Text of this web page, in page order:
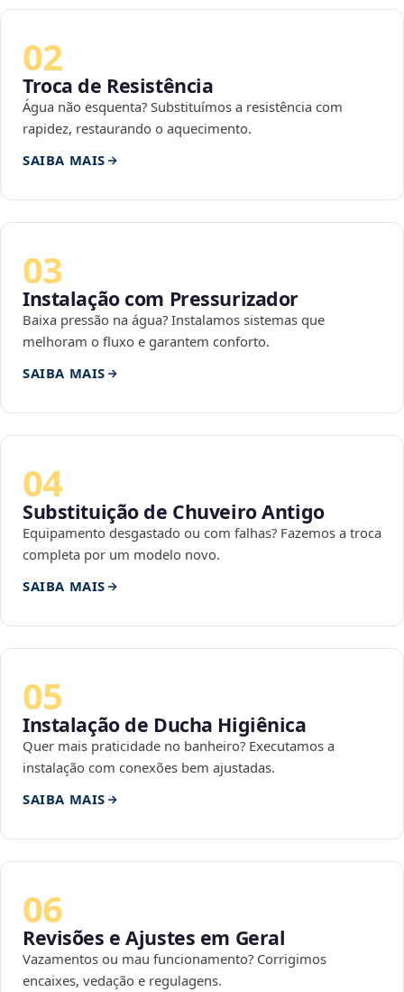
02
Troca de Resistência
Água não esquenta? Substituímos a resistência com
rapidez, restaurando o aquecimento.
SAIBA MAIS
03
Instalação com Pressurizador
Baixa pressão na água? Instalamos sistemas que
melhoram o fluxo e garantem conforto.
SAIBA MAIS
04
Substituição de Chuveiro Antigo
Equipamento desgastado ou com falhas? Fazemos a troca
completa por um modelo novo.
SAIBA MAIS
05
Instalação de Ducha Higiênica
Quer mais praticidade no banheiro? Executamos a
instalação com conexões bem ajustadas.
SAIBA MAIS
06
Revisões e Ajustes em Geral
Vazamentos ou mau funcionamento? Corrigimos
encaixes, vedação e regulagens.